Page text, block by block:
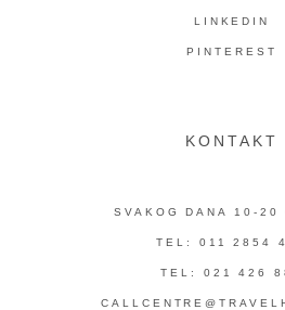
LINKEDIN
PINTEREST
KONTAKT
SVAKOG DANA 10-20
TEL: 011 2854
TEL: 021 426